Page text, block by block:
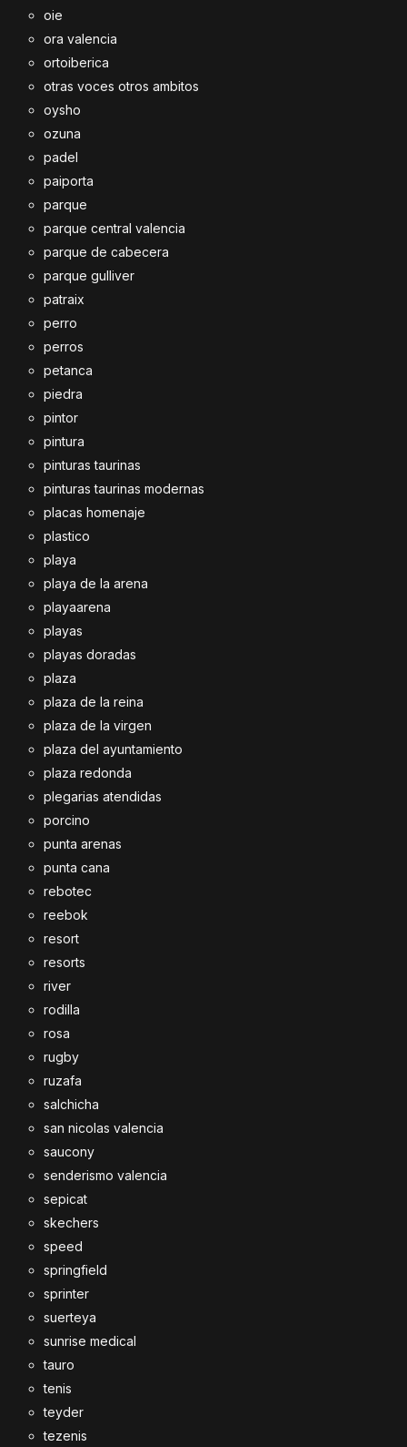
oie
ora valencia
ortoiberica
otras voces otros ambitos
oysho
ozuna
padel
paiporta
parque
parque central valencia
parque de cabecera
parque gulliver
patraix
perro
perros
petanca
piedra
pintor
pintura
pinturas taurinas
pinturas taurinas modernas
placas homenaje
plastico
playa
playa de la arena
playaarena
playas
playas doradas
plaza
plaza de la reina
plaza de la virgen
plaza del ayuntamiento
plaza redonda
plegarias atendidas
porcino
punta arenas
punta cana
rebotec
reebok
resort
resorts
river
rodilla
rosa
rugby
ruzafa
salchicha
san nicolas valencia
saucony
senderismo valencia
sepicat
skechers
speed
springfield
sprinter
suerteya
sunrise medical
tauro
tenis
teyder
tezenis